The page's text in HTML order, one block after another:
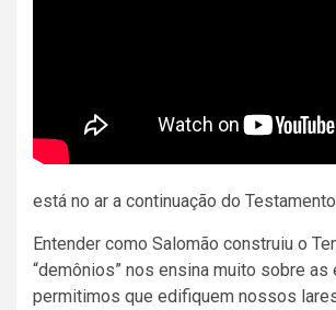
está no ar a continuação do
Entender como Salomão construiu o
“demônios” nos ensina muito sobre as
permitimos que edifiquem nossos